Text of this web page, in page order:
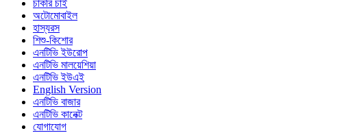
চাকরি চাই
অটোমোবাইল
হাস্যরস
শিশু-কিশোর
এনটিভি ইউরোপ
এনটিভি মালয়েশিয়া
এনটিভি ইউএই
English Version
এনটিভি বাজার
এনটিভি কানেক্ট
যোগাযোগ